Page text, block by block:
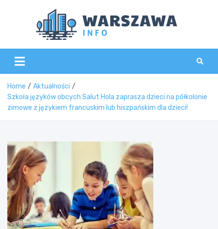
Home
Aktualności
Szkoła języków obcych Salut Hola zaprasza dzieci na półkolonie
zimowe z językiem francuskim lub hiszpańskim dla dzieci!